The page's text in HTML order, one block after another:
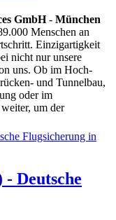
GmbH- München
Menschen an
Einzigartigkeit
nicht nur unsere
uns. Ob im Hoch-
und Tunnelbau,
oder im
um der
Deutsche